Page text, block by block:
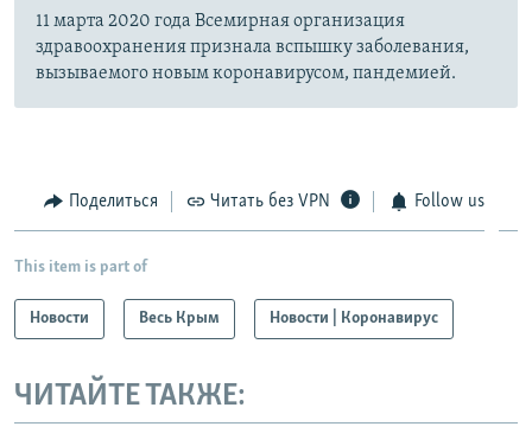
11 марта 2020 года Всемирная организация
здравоохранения признала вспышку заболевания,
вызываемого новым коронавирусом, пандемией.
Поделиться Читать без VPN Follow us
This item is part of
Новости Весь Крым Новости | Коронавирус
ЧИТАЙТЕ ТАКЖЕ: